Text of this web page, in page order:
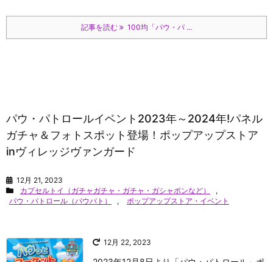
記事を読む 100均「パウ・パ ...
パウ・パトロールイベント2023年～2024年!パネル
ガチャ＆フォトスポット登場！ポップアップストア
inヴィレッジヴァンガード
12月 21, 2023
カプセルトイ（ガチャガチャ・ガチャ・ガシャポンなど）
,
パウ・パトロール（パウパト）
, ポップアップストア・イベント
12月 22, 2023